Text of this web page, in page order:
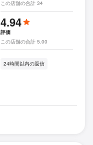
この店舗の合計 34
4.94
評価
この店舗の合計 5.00
24時間以内の返信